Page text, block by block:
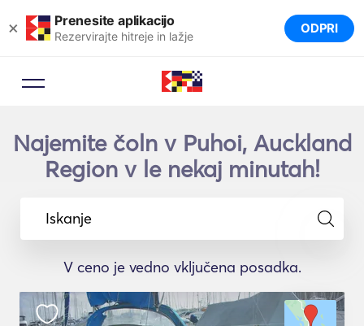
× Prenesite aplikacijo
Rezervirajte hitreje in lažje ODPRI
Najemite čoln v Puhoi, Auckland
Region v le nekaj minutah!
Iskanje
V ceno je vedno vključena posadka.